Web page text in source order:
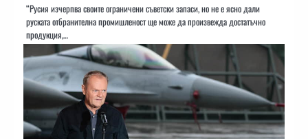
“Русия изчерпва своите ограничени съветски запаси, но не е ясно дали
руската отбранителна промишленост ще може да произвежда достатъчно
продукция,…